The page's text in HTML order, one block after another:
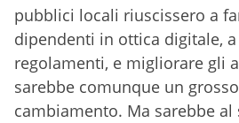
pubblici locali riuscissero a
dipendenti in ottica digitale,
regolamenti, e migliorare gli
sarebbe comunque un
cambiamento. Ma sarebbe